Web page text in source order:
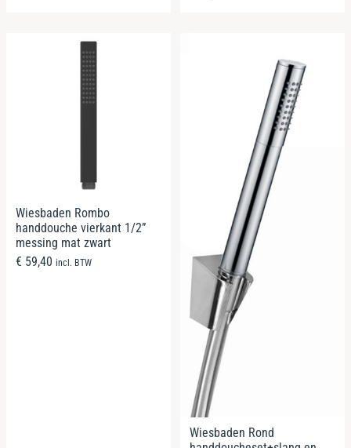
Wiesbaden Rombo
handdouche vierkant 1/2”
messing mat zwart
€ 59,40 incl. BTW
Wiesbaden Rond